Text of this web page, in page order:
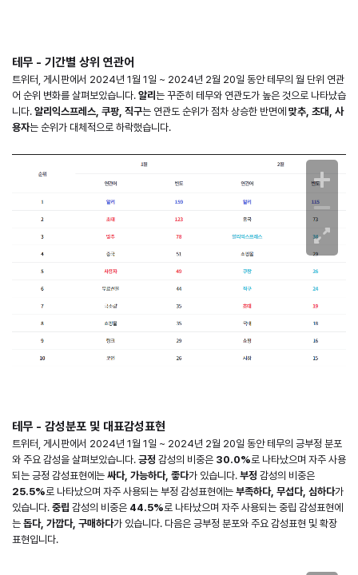
테무 - 기간별 상위 연관어
트위터, 게시판에서 2024년 1월 1일 ~ 2024년 2월 20일 동안 테무의 월 단위 연관
어 순위 변화를 살펴보았습니다. 알리 는 꾸준히 테무와 연관도가 높은 것으로 나타났습
니다. 알리익스프레스, 쿠팡, 직구는 연관도 순위가 점차 상승한 반면에 맞추, 초대, 사
용자는 순위가 대체적으로 하락했습니다.
테무 - 감성분포 및 대표감성표현
트위터, 게시판에서 2024년 1월 1일 ~ 2024년 2월 20일 동안 테무의 긍부정 분포
와 주요 감성을 살펴보았습니다. 긍정 감성의 비중은 30.0%로 나타났으며 자주 사용
되는 긍정 감성표현에는 싸다, 가능하다, 좋다가 있습니다. 부정 감성의 비중은
25.5%로 나타났으며 자주 사용되는 부정 감성표현에는 부족하다, 무섭다, 심하다가
있습니다. 중립 감성의 비중은 44.5%로 나타났으며 자주 사용되는 중립 감성표현에
는 돕다, 가깝다, 구매하다가 있습니다. 다음은 긍부정 분포와 주요 감성표현 및 확장
표현입니다.